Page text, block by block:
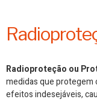
Radioproteção ou
medidas que protegem
efeitos indesejáveis,